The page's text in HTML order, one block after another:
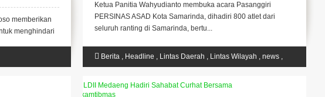
memberikan
menghindari
Ketua Panitia Wahyudianto membuka acara Pasanggiri
PERSINAS ASAD Kota Samarinda, dihadiri 800 atlet dari
seluruh ranting di Samarinda, bertu...
Berita , Headline , Lintas Daerah , Lintas Wilayah ,news ,